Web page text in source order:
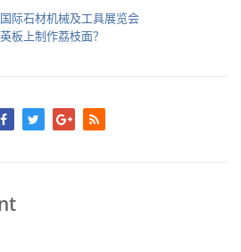
际石材机械及工具展览会
板上制作荔枝面？